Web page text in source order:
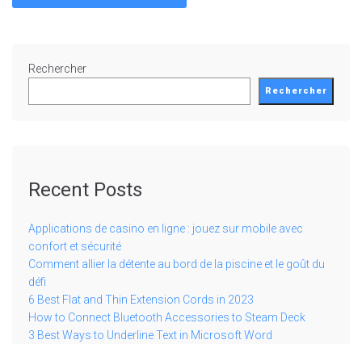
Rechercher
Rechercher
Recent Posts
Applications de casino en ligne : jouez sur mobile avec
confort et sécurité
Comment allier la détente au bord de la piscine et le goût du
défi
6 Best Flat and Thin Extension Cords in 2023
How to Connect Bluetooth Accessories to Steam Deck
3 Best Ways to Underline Text in Microsoft Word